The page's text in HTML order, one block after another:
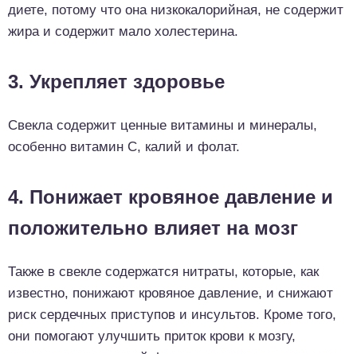
диете, потому что она низкокалорийная, не содержит
жира и содержит мало холестерина.
3. Укрепляет здоровье
Свекла содержит ценные витамины и минералы,
особенно витамин С, калий и фолат.
4. Понижает кровяное давление и
положительно влияет на мозг
Также в свекле содержатся нитраты, которые, как
известно, понижают кровяное давление, и снижают
риск сердечных приступов и инсультов. Кроме того,
они помогают улучшить приток крови к мозгу,